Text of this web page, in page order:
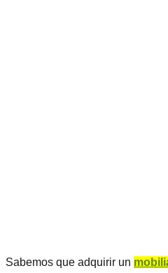
Sabemos que adquirir un